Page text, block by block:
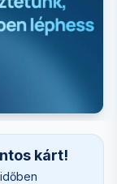
kárt!